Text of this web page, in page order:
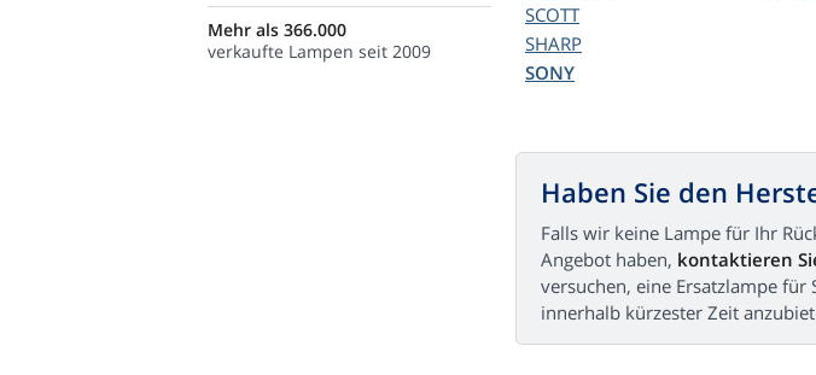
SCOTT
SHARP
SONY
Haben Sie den
Falls wir keine Lampe für Ihr
Angebot haben, kontaktieren
versuchen, eine Ersatzlampe für
innerhalb kürzester Zeit
Mehr als 366.000
verkaufte Lampen seit 2009